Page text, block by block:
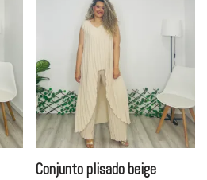
Conjunto plisado beige